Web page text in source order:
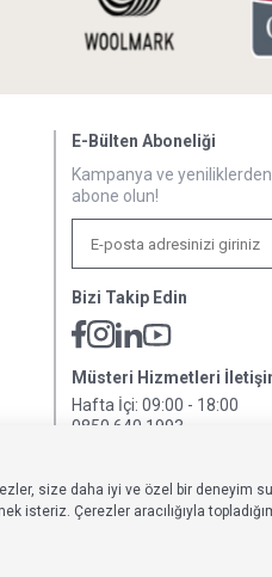
E-Bülten Aboneliği
Kampanya ve
abone olun!
Bizi Takip Edin
Müsteri Hizmetleri
Hafta İçi: 09:00 - 18:00
0850 640 1993
size daha iyi ve özel bir deneyim
isteriz. Çerezler aracılığıyla